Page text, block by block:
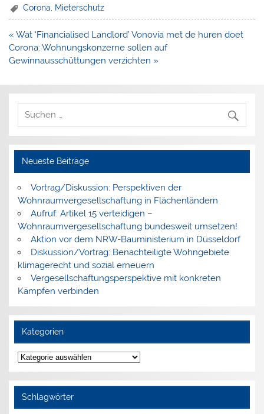
Corona Mieterschutz
Beitragsnavigation
« Wat ‘Financialised Landlord’ Vonovia met de huren doet
Corona: Wohnungskonzerne sollen auf
Gewinnausschüttungen verzichten »
Neueste Beiträge
Vortrag/Diskussion: Perspektiven der
Wohnraumvergesellschaftung in Flächenländern
Aufruf: Artikel 15 verteidigen –
Wohnraumvergesellschaftung bundesweit umsetzen!
Aktion vor dem NRW-Bauministerium in Düsseldorf
Diskussion/Vortrag: Benachteiligte Wohngebiete
klimagerecht und sozial erneuern
Vergesellschaftungsperspektive mit konkreten
Kämpfen verbinden
Kategorien
Kategorien
Schlagwörter